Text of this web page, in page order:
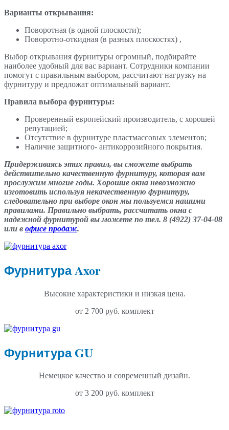
Варианты открывания:
Поворотная (в одной плоскости);
Поворотно-откидная (в разных плоскостях) ,
Выбор открывания фурнитуры огромный, подбирайте
наиболее удобный для вас вариант. Сотрудники компании
помогут с правильным выбором, рассчитают нагрузку на
фурнитуру и предложат оптимальный вариант.
Правила выбора фурнитуры:
Проверенный европейский производитель, с хорошей
репутацией;
Отсутствие в фурнитуре пластмассовых элементов;
Наличие защитного- антикоррозийного покрытия.
Придерживаясь этих правил, вы сможете выбрать
действительно качественную фурнитуру, которая вам
прослужим многие годы. Хорошие окна невозможно
изготовить используя некачественную фурнитуру,
следовательно при выборе окон мы пользуемся нашими
правилами. Правильно выбрать, рассчитать окна с
надежной фурнитурой вы можете по тел. 8 (4922) 37-04-08
или в офисе продаж.
Фурнитура Axor
Высокие характеристики и низкая цена.
от 2 700 руб. комплект
Фурнитура GU
Немецкое качество и современный дизайн.
от 3 200 руб. комплект